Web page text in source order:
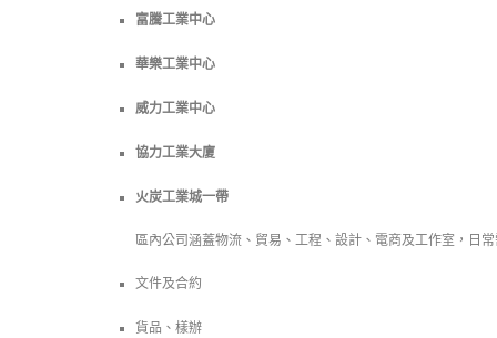
富騰工業中心
華樂工業中心
威力工業中心
協力工業大廈
火炭工業城一帶
區內公司涵蓋物流、貿易、工程、設計、電商及工作室，日常
文件及合約
貨品、樣辦